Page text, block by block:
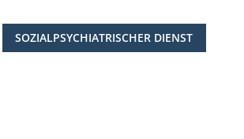
SOZIALPSYCHIATRISCHER DIENST